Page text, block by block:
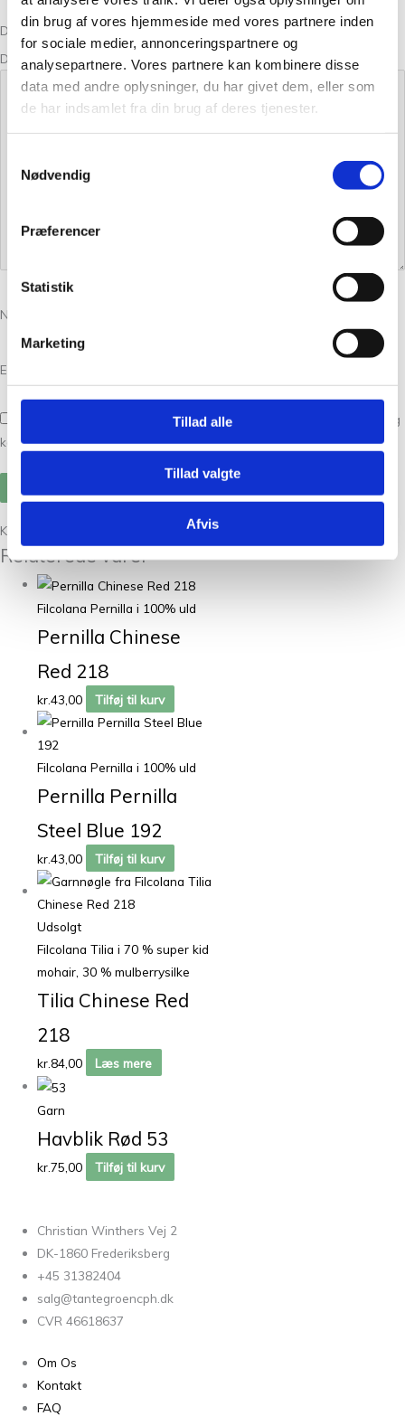
din brug af vores hjemmeside med vores partnere inden
for sociale medier, annonceringspartnere og
analysepartnere. Vores partnere kan kombinere disse
data med andre oplysninger, du har givet dem, eller som
de har indsamlet fra din brug af deres tjenester.
Nødvendig
Præferencer
Statistik
Marketing
Tillad alle
Tillad valgte
Afvis
Din bedømmelse
Din anmeldelse *
Navn
E-mail
Gem mit navn, mail og websted i denne browser til næste gang jeg
kommenterer.
Kunder købte også
Relaterede varer
Filcolana Pernilla i 100% uld
Pernilla Chinese
Red 218
kr.43,00 Tilføj til kurv
Filcolana Pernilla i 100% uld
Pernilla Pernilla
Steel Blue 192
kr.43,00 Tilføj til kurv
Udsolgt
Filcolana Tilia i 70 % super kid
mohair, 30 % mulberrysilke
Tilia Chinese Red
218
kr.84,00 Læs mere
Garn
Havblik Rød 53
kr.75,00 Tilføj til kurv
Christian Winthers Vej 2
DK-1860 Frederiksberg
+45 31382404
salg@tantegroencph.dk
CVR 46618637
Om Os
Kontakt
FAQ